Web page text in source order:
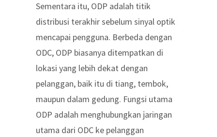
Sementara itu, ODP adalah titik
distribusi terakhir sebelum sinyal optik
mencapai pengguna. Berbeda dengan
ODC, ODP biasanya ditempatkan di
lokasi yang lebih dekat dengan
pelanggan, baik itu di tiang, tembok,
maupun dalam gedung. Fungsi utama
ODP adalah menghubungkan jaringan
utama dari ODC ke pelanggan